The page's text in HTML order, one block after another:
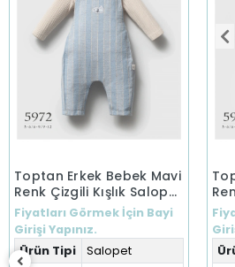
Toptan Erkek Bebek Mavi
Renk Çizgili Kışlık Salopet
(3-12 Ay)
Fiyatları Görmek İçin Bayi
Girişi Yapınız.
Ürün Tipi
Salopet